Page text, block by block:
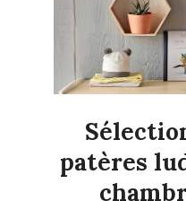
patères